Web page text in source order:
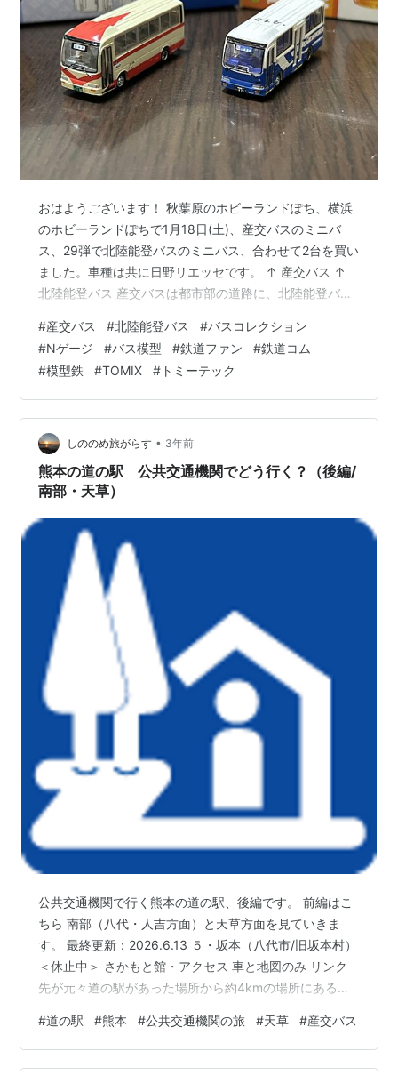
おはようございます！ 秋葉原のホビーランドぽち、横浜
のホビーランドぽちで1月18日(土)、産交バスのミニバ
ス、29弾で北陸能登バスのミニバス、合わせて2台を買い
ました。車種は共に日野リエッセです。 ↑ 産交バス ↑
北陸能登バス 産交バスは都市部の道路に、北陸能登バス
お、今後日野リエッセのタイプは数台買おうと考えてい
ます。 今回は以上です。ありがとうございました！ 次回
もよろしくお願いします！ ランキング参加中模型部
#産交バス #北陸能登バス #バスコレクション
#Nゲージ #バス模型 #鉄道ファン #鉄道コム
#模型鉄 #TОⅯIX # トミーテック
しののめ旅がらす • 3年前
熊本の道の駅 公共交通機関でどう行く？（後編/
南部・天草）
公共交通機関で行く熊本の道の駅、後編です。 前編はこ
ちら 南部（八代・人吉方面）と天草方面を見ていきま
す。 最終更新：2026.6.13 ５・坂本（八代市/旧坂本村）
＜休止中＞ さかもと館・アクセス 車と地図のみ リンク
先が元々道の駅があった場所から約4kmの場所にある
す。インスタのアカウントもそちら。 道の駅坂本(閉館休
業中) - さかもと温泉センタークレオン（球麗温） 「道の
#道の駅 #熊本 #公共交通機関の旅 #天草 #産交バス